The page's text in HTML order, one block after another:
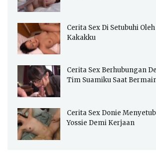
Cerita Sex Di Setubuhi
Kakakku
Cerita Sex Berhubungan
Tim Suamiku Saat
Cerita Sex Donie
Yossie Demi Kerjaan